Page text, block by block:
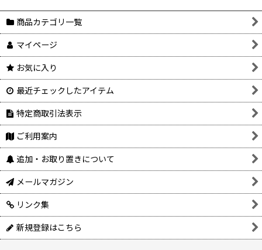
商品カテゴリ一覧
マイページ
お気に入り
最近チェックしたアイテム
特定商取引法表示
ご利用案内
追加・お取り置きについて
メールマガジン
リンク集
新規登録はこちら